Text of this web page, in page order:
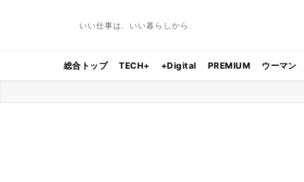
いい仕事は、いい暮らしから
総合トップ TECH+ +Digital PREMIUM ウーマン